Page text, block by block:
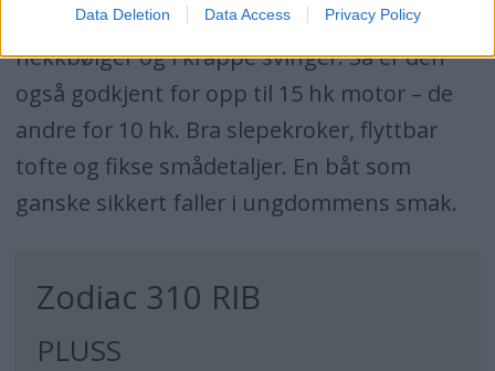
Data Deletion Data Access Privacy Policy
på dørken. Den kan kjøres tøft – både over
hekkbølger og i krappe svinger. Så er den
også godkjent for opp til 15 hk motor – de
andre for 10 hk. Bra slepekroker, flyttbar
tofte og fikse smådetaljer. En båt som
ganske sikkert faller i ungdommens smak.
Zodiac 310 RIB
PLUSS